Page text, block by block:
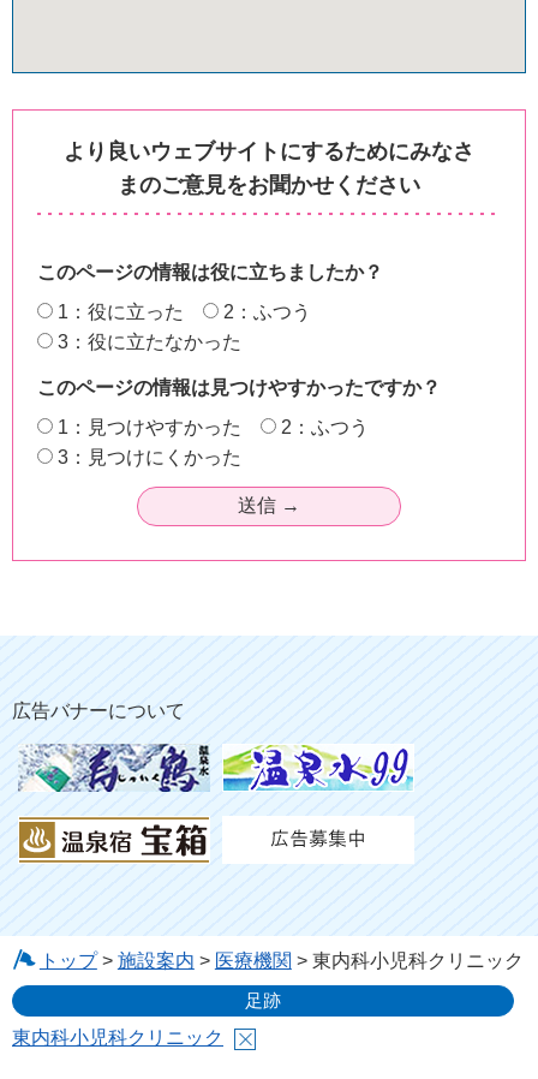
より良いウェブサイトにするためにみなさ
まのご意見をお聞かせください
このページの情報は役に立ちましたか？
1：役に立った
2：ふつう
3：役に立たなかった
このページの情報は見つけやすかったですか？
1：見つけやすかった
2：ふつう
3：見つけにくかった
広告バナーについて
トップ> 施設案内 > 医療機関 > 東内科小児科クリニック
足跡
東内科小児科クリニック